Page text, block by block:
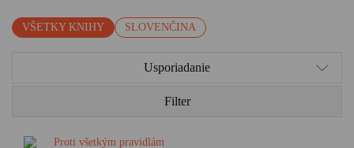
VŠETKY KNIHY SLOVENČINA
Usporiadanie
Filter